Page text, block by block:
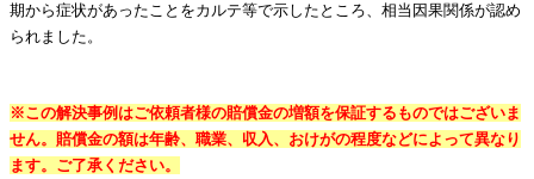
期から症状があったことをカルテ等で示したところ、相当因果関係が認め
られました。
※この解決事例はご依頼者様の賠償金の増額を保証するものではございま
せん。賠償金の額は年齢、職業、収入、おけがの程度などによって異なり
ます。ご了承ください。